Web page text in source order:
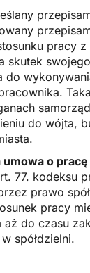
pracy
skutek
do
do wójta,
umowa o pracę
77. kodeksu
prawo
pracy
aż do czasu
spółdzielni.